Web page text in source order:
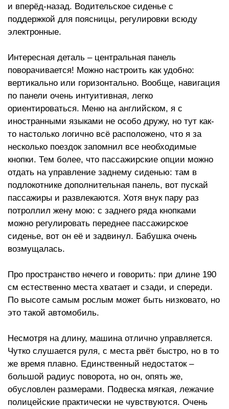
и вперёд-назад. Водительское сиденье с
поддержкой для поясницы, регулировки всюду
электронные.
Интересная деталь – центральная панель
поворачивается! Можно настроить как удобно:
вертикально или горизонтально. Вообще, навигация
по панели очень интуитивная, легко
ориентироваться. Меню на английском, я с
иностранными языками не особо дружу, но тут как-
то настолько логично всё расположено, что я за
несколько поездок запомнил все необходимые
кнопки. Тем более, что пассажирские опции можно
отдать на управление заднему сиденью: там в
подлокотнике дополнительная панель, вот пускай
пассажиры и развлекаются. Хотя внук пару раз
потроллил жену мою: с заднего ряда кнопками
можно регулировать переднее пассажирское
сиденье, вот он её и задвинул. Бабушка очень
возмущалась.
Про пространство нечего и говорить: при длине 190
см естественно места хватает и сзади, и спереди.
По высоте самым рослым может быть низковато, но
это такой автомобиль.
Несмотря на длину, машина отлично управляется.
Чутко слушается руля, с места рвёт быстро, но в то
же время плавно. Единственный недостаток –
большой радиус поворота, но он, опять же,
обусловлен размерами. Подвеска мягкая, лежачие
полицейские практически не чувствуются. Очень